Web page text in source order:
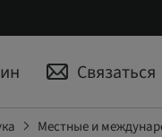
Связаться
Местные и